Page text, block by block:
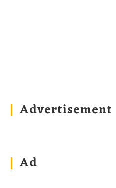
Advertisement
Ad